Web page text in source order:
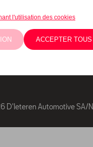
D'Ieteren Automotive SA/